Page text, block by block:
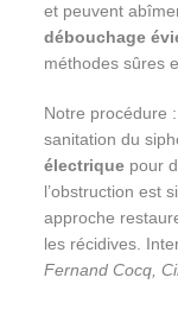
et peuvent
débouchage
méthodes sûres
Notre procédure
sanitation du
électrique pour
l’obstruction est
approche
les récidives.
Fernand Cocq,